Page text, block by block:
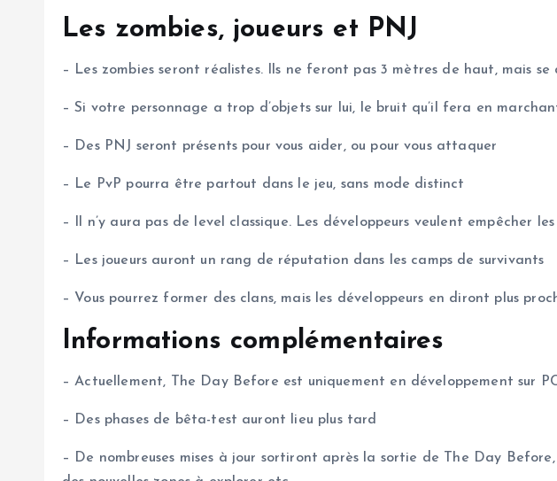
Les zombies, joueurs et PNJ
– Les zombies seront réalistes. Ils ne feront pas 3 mètres de haut, mais
– Si votre personnage a trop d’objets sur lui, le bruit qu’il fera en
– Des PNJ seront présents pour vous aider, ou pour vous attaquer
– Le PvP pourra être partout dans le jeu, sans mode distinct
– Il n’y aura pas de level classique. Les développeurs veulent empêcher
– Les joueurs auront un rang de réputation dans les camps de survivants
– Vous pourrez former des clans, mais les développeurs en diront plus
Informations complémentaires
– Actuellement, The Day Before est uniquement en développement sur
– Des phases de bêta-test auront lieu plus tard
– De nombreuses mises à jour sortiront après la sortie de The Day